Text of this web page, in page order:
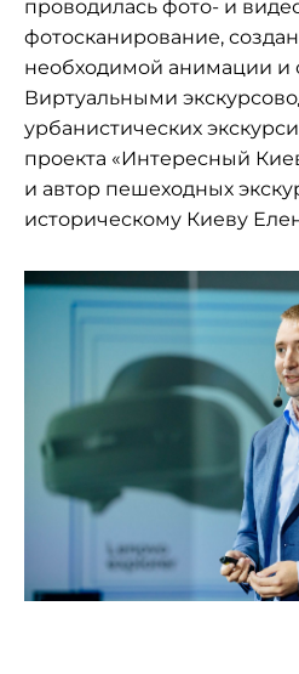
проводилась фото- и
фотосканирование,
необходимой анимации и
Виртуальными
урбанистических
проекта «Интересный
и автор пешеходных
историческому Киеву